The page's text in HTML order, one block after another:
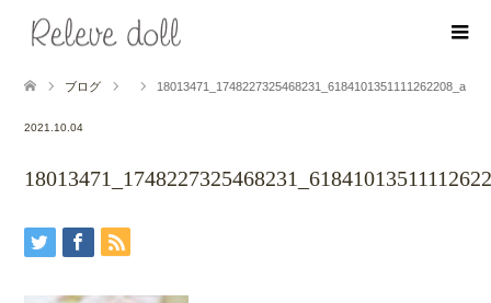
ブログ 18013471_1748227325468231_6184101351111262208_a
2021.10.04